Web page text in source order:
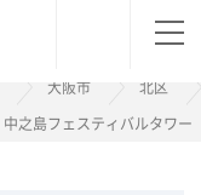
大阪市
北区
中之島フェスティバルタワー